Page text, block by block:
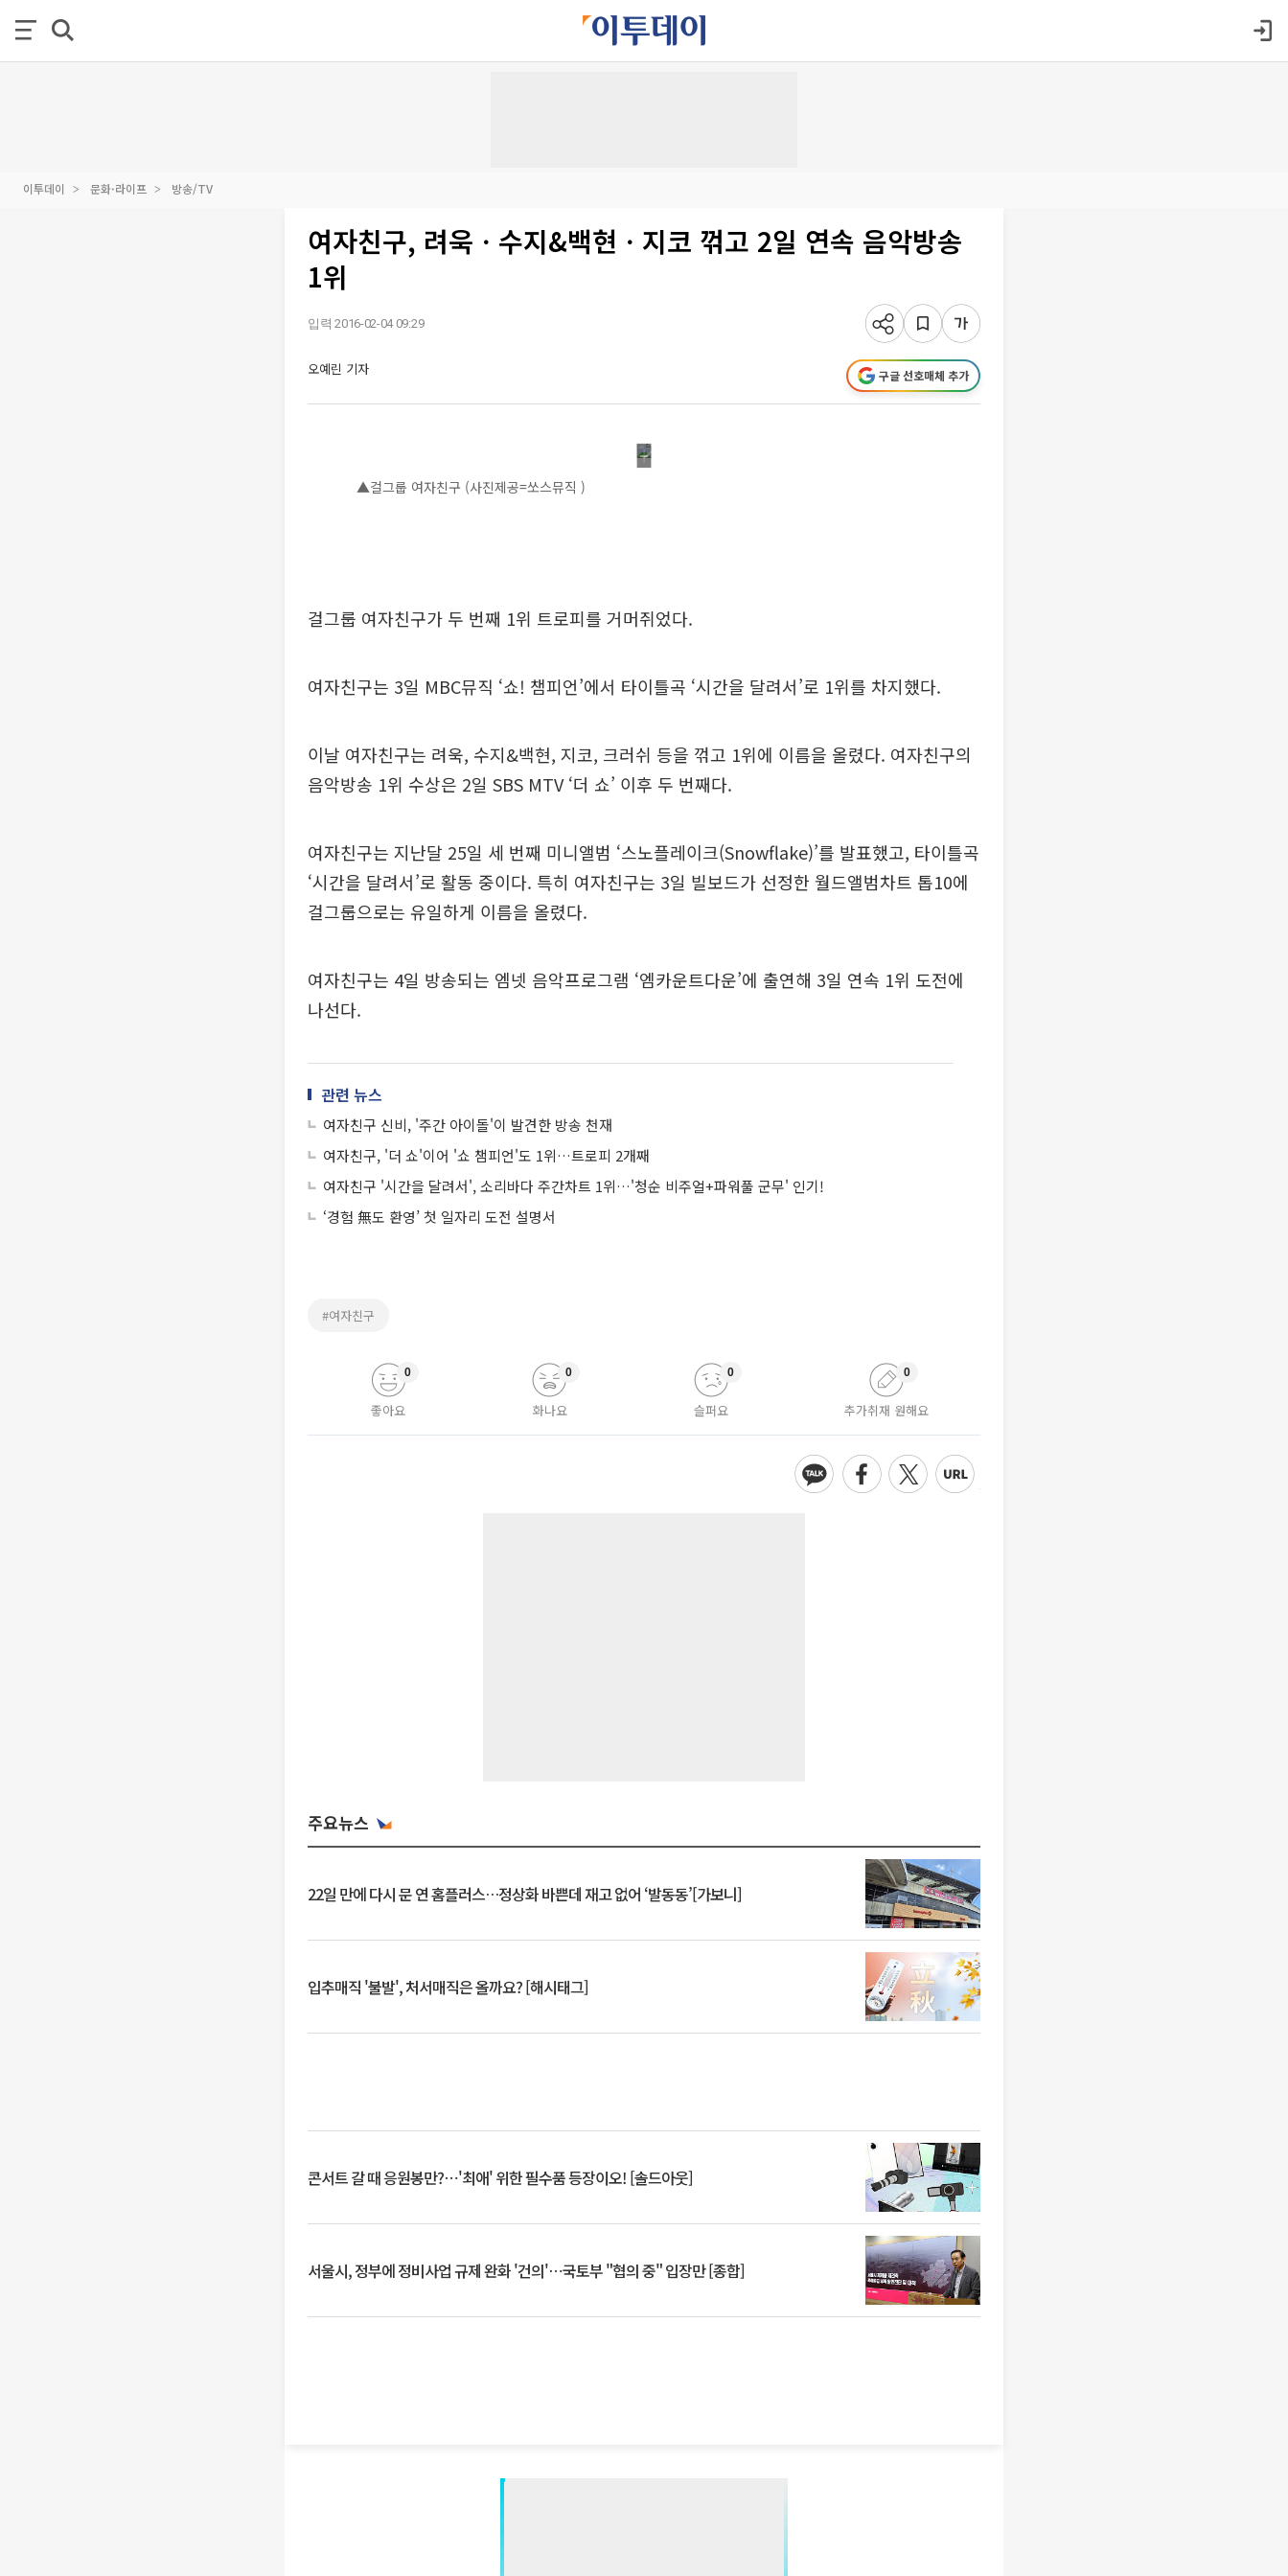
이투데이 문화·라이프 방송/TV
여자친구, 려욱ㆍ수지&백현ㆍ지코 꺾고 2일 연속 음악방송
1위
입력 2016-02-04 09:29
오예린 기자 구글 선호매체 추가
▲걸그룹 여자친구 (사진제공=쏘스뮤직 )
걸그룹 여자친구가 두 번째 1위 트로피를 거머쥐었다.
여자친구는 3일 MBC뮤직 ‘쇼! 챔피언’에서 타이틀곡 ‘시간을 달려서’로 1위를 차지했다.
이날 여자친구는 려욱, 수지&백현, 지코, 크러쉬 등을 꺾고 1위에 이름을 올렸다. 여자친구의
음악방송 1위 수상은 2일 SBS MTV ‘더 쇼’ 이후 두 번째다.
여자친구는 지난달 25일 세 번째 미니앨범 ‘스노플레이크(Snowflake)’를 발표했고, 타이틀곡
‘시간을 달려서’로 활동 중이다. 특히 여자친구는 3일 빌보드가 선정한 월드앨범차트 톱10에
걸그룹으로는 유일하게 이름을 올렸다.
여자친구는 4일 방송되는 엠넷 음악프로그램 ‘엠카운트다운’에 출연해 3일 연속 1위 도전에
나선다.
관련 뉴스
여자친구 신비, '주간 아이돌'이 발견한 방송 천재
여자친구, '더 쇼'이어 '쇼 챔피언'도 1위…트로피 2개째
여자친구 '시간을 달려서', 소리바다 주간차트 1위…'청순 비주얼+파워풀 군무' 인기!
‘경험 無도 환영’ 첫 일자리 도전 설명서
#여자친구
좋아요
0
화나요
0
슬퍼요
0
추가취재 원해요
0
주요뉴스
22일 만에 다시 문 연 홈플러스…정상화 바쁜데 재고 없어 ‘발동동’[가보니]
입추매직 '불발', 처서매직은 올까요? [해시태그]
콘서트 갈 때 응원봉만?⋯'최애' 위한 필수품 등장이오! [솔드아웃]
서울시, 정부에 정비사업 규제 완화 '건의'⋯국토부 "협의 중" 입장만 [종합]